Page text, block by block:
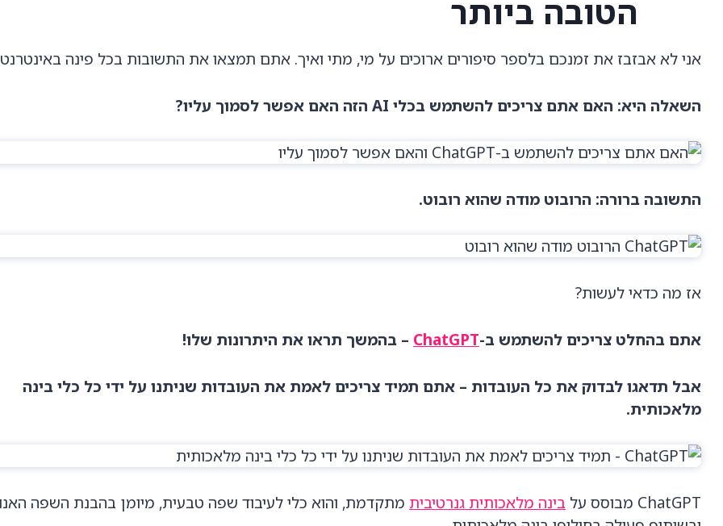
הטובה ביותר
אני לא אבזבז את זמנכם בלספר סיפורים ארוכים על מי, מתי ואיך. אתם תמצאו את התשובות בכל פינה באינטרנט
השאלה היא: האם אתם צריכים להשתמש בכלי AI הזה האם אפשר לסמוך עליו?
התשובה ברורה: הרובוט מודה שהוא רובוט.
אז מה כדאי לעשות?
אתם בהחלט צריכים להשתמש ב-ChatGPT – בהמשך תראו את היתרונות שלו!
אבל תדאגו לבדוק את כל העובדות – אתם תמיד צריכים לאמת את העובדות שניתנו על ידי כל כלי בינה
מלאכותית.
ChatGPT מבוסס על בינה מלאכותית גנרטיבית מתקדמת, והוא כלי לעיבוד שפה טבעית, מיומן בהבנת השפה